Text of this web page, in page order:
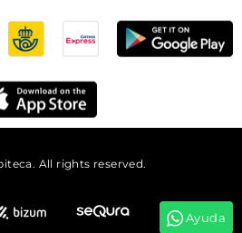
All rights reserved.
Ayuda